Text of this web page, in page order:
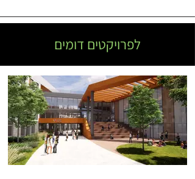
לפרויקטים דומים